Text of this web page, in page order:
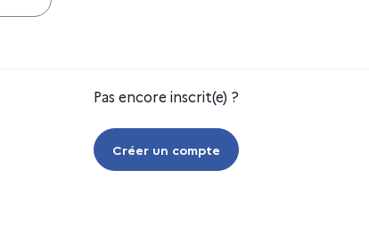
Pas encore inscrit(e) ?
Créer un compte